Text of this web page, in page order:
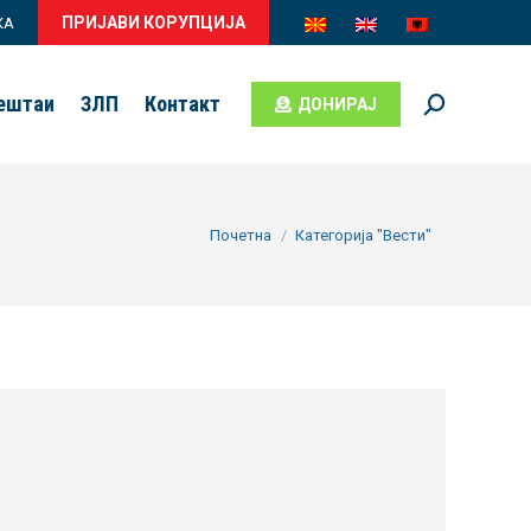
ПРИЈАВИ КОРУПЦИЈА
ЗЛП Контакт ДОНИРАЈ Search:
You are here:
Почетна Категорија "Вести"